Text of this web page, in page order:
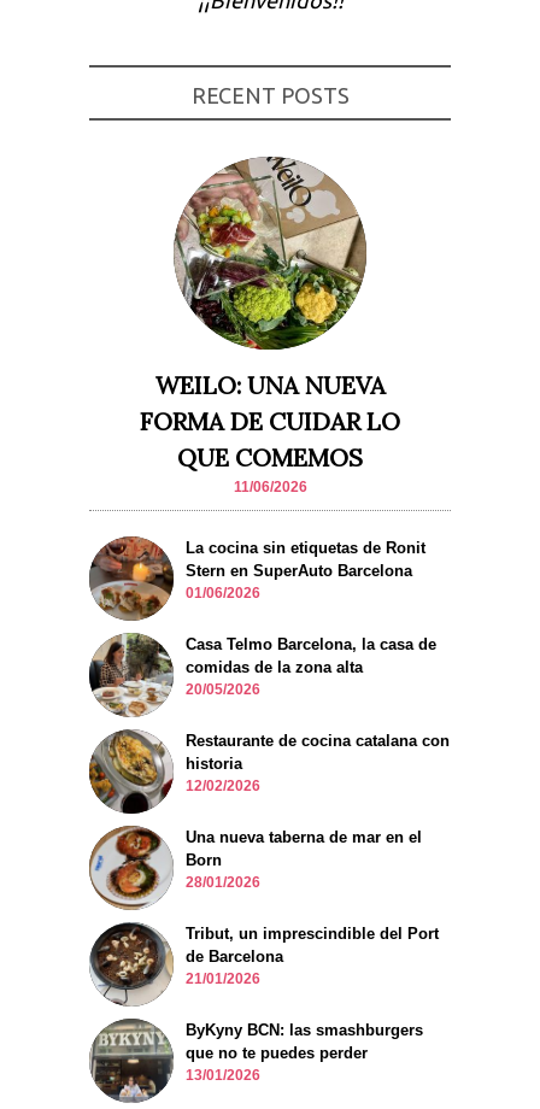
RECENT POSTS
WEILO: UNA NUEVA
FORMA DE CUIDAR LO
QUE COMEMOS
11/06/2026
La cocina sin etiquetas de Ronit
Stern en SuperAuto Barcelona
01/06/2026
Casa Telmo Barcelona, la casa de
comidas de la zona alta
20/05/2026
Restaurante de cocina catalana con
historia
12/02/2026
Una nueva taberna de mar en el
Born
28/01/2026
Tribut, un imprescindible del Port
de Barcelona
21/01/2026
ByKyny BCN: las smashburgers
que no te puedes perder
13/01/2026
mejor posible
rechaza estas